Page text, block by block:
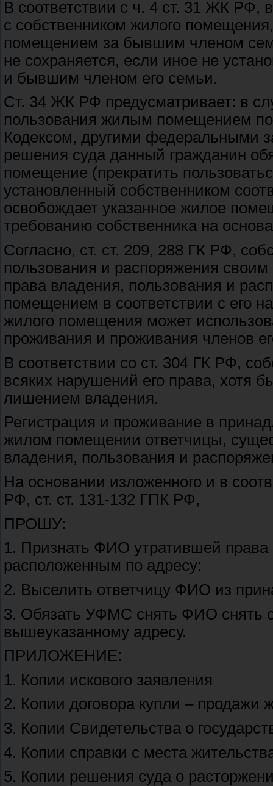
В соответствии с ч. 4 ст. 31 ЖК РФ,
с собственником жилого
помещением за бывшим членом
не сохраняется, если иное не
и бывшим членом его семьи.
Ст. 34 ЖК РФ предусматривает: в
пользования жилым помещением
Кодексом, другими федеральными
решения суда данный гражданин
помещение (прекратить
установленный собственником
освобождает указанное жилое
требованию собственника на
Согласно, ст. ст. 209, 288 ГК РФ,
пользования и распоряжения
права владения, пользования и
помещением в соответствии с его
жилого помещения может
проживания и проживания членов
В соответствии со ст. 304 ГК РФ,
всяких нарушений его права, хотя
лишением владения.
Регистрация и проживание в
жилом помещении ответчицы,
владения, пользования и
На основании изложенного и в
РФ, ст. ст. 131-132 ГПК РФ,
ПРОШУ:
1. Признать ФИО утратившей
расположенным по адресу:
2. Выселить ответчицу ФИО из
3. Обязать УФМС снять ФИО снять с
вышеуказанному адресу.
ПРИЛОЖЕНИЕ:
1. Копии искового заявления
2. Копии договора купли – продажи
3. Копии Свидетельства о
4. Копии справки с места
5. Копии решения суда о